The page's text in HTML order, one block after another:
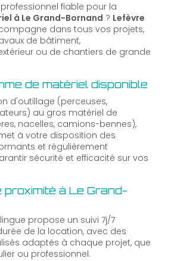
fiable pour la
à Le Grand-Bornand ? Lefèvre
dans tous vos projets,
de bâtiment,
ou de chantiers de grande
de matériel disponible
d'outillage (perceuses,
au gros matériel de
nacelles, camions-bennes),
à votre disposition des
et régulièrement
sécurité et efficacité sur vos
à Le Grand-
propose un suivi 7j/7
de la location, avec des
adaptés à chaque projet, que
ou professionnel.